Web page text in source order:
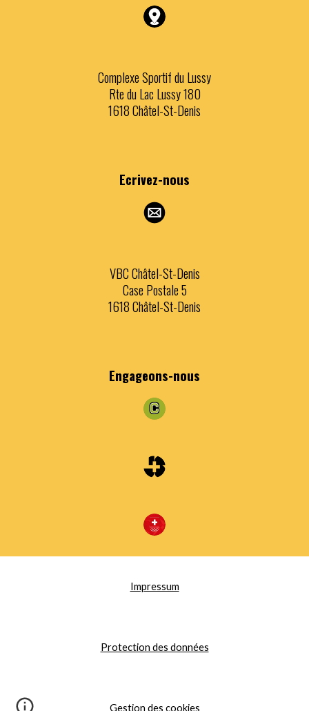
Complexe Sportif du Lussy
Rte du Lac Lussy 180
1618 Châtel-St-Denis
Ecrivez-nous
VBC Châtel-St-Denis
Case Postale 5
1618 Châtel-St-Denis
Engageons-nous
Impressum
Protection des données
Gestion des cookies